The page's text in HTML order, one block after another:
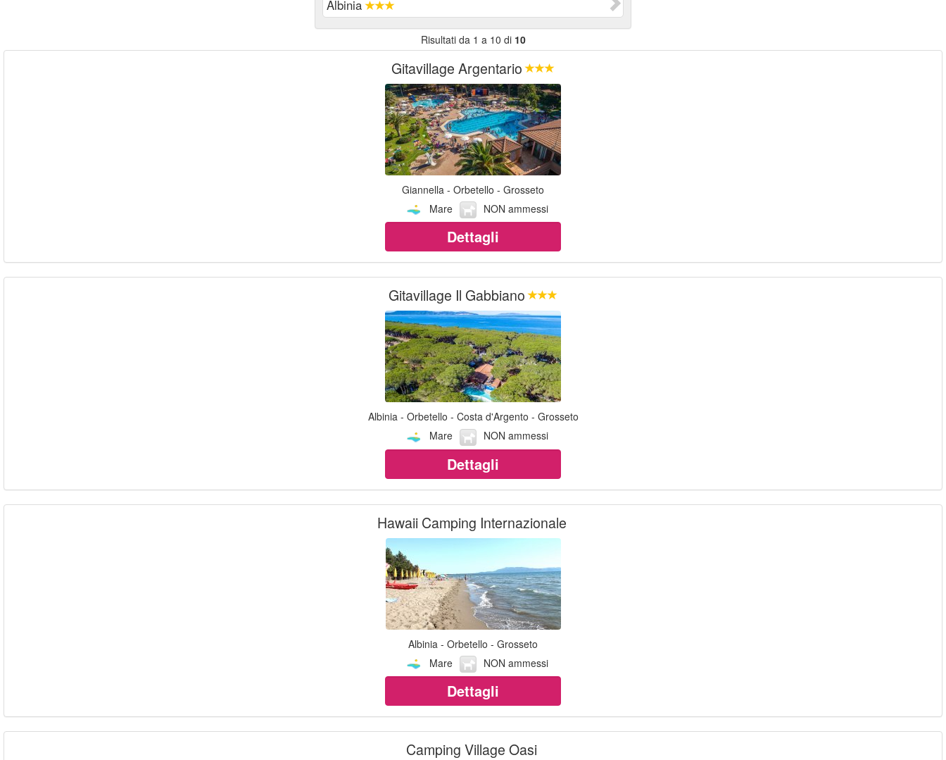
Albinia
Risultati da 1 a 10 di 10
Gitavillage Argentario
Giannella - Orbetello - Grosseto
Mare
NON ammessi
Dettagli
Gitavillage Il Gabbiano
Albinia - Orbetello - Costa d'Argento - Grosseto
Mare
NON ammessi
Dettagli
Hawaii Camping Internazionale
Albinia - Orbetello - Grosseto
Mare
NON ammessi
Dettagli
Camping Village Oasi